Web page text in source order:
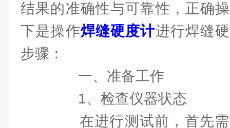
结果的准确性与可靠性，正确
下是操作焊缝硬度计进行焊缝
步骤：
一、准备工作
1、检查仪器状态
在进行测试前，首先需